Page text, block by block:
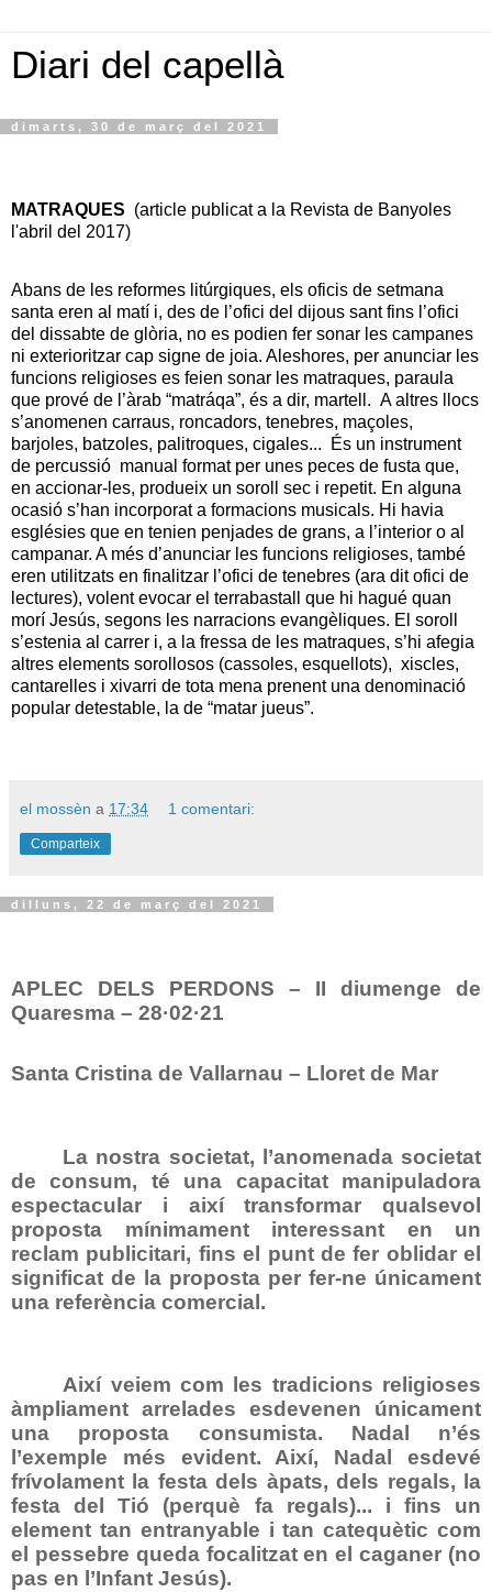
Diari del capellà
dimarts, 30 de març del 2021
MATRAQUES (article publicat a la Revista de Banyoles
l'abril del 2017)
Abans de les reformes litúrgiques, els oficis de setmana
santa eren al matí i, des de l’ofici del dijous sant fins l’ofici
del dissabte de glòria, no es podien fer sonar les campanes
ni exterioritzar cap signe de joia. Aleshores, per anunciar les
funcions religioses es feien sonar les matraques, paraula
que prové de l’àrab “matráqa”, és a dir, martell. A altres llocs
s’anomenen carraus, roncadors, tenebres, maçoles,
barjoles, batzoles, palitroques, cigales...
És un instrument
de percussió manual format per unes peces de fusta que,
en accionar-les, produeix un soroll sec i repetit. En alguna
ocasió s’han incorporat a formacions musicals. Hi havia
esglésies que en tenien penjades de grans, a l’interior o al
campanar. A més d’anunciar les funcions religioses, també
eren utilitzats en finalitzar l’ofici de tenebres (ara dit ofici de
lectures), volent evocar el terrabastall que hi hagué quan
morí Jesús, segons les narracions evangèliques. El soroll
s’estenia al carrer i, a la fressa de les matraques, s’hi afegia
altres elements sorollosos (cassoles, esquellots), xiscles,
cantarelles i xivarri de tota mena prenent una denominació
popular detestable, la de “matar jueus”.
el mossèn a 17:34 1 comentari:
Comparteix
dilluns, 22 de març del 2021
APLEC DELS PERDONS – II diumenge de
Quaresma – 28·02·21
Santa Cristina de Vallarnau – Lloret de Mar
La nostra societat, l’anomenada societat
de consum, té una capacitat manipuladora
espectacular i així transformar qualsevol
proposta mínimament interessant en un
reclam publicitari, fins el punt de fer oblidar el
significat de la proposta per fer-ne únicament
una referència comercial.
Així veiem com les tradicions religioses
àmpliament arrelades esdevenen únicament
una proposta consumista. Nadal n’és
l’exemple més evident. Així, Nadal esdevé
frívolament la festa dels àpats, dels regals, la
festa del Tió (perquè fa regals)... i fins un
element tan entranyable i tan catequètic com
el pessebre queda focalitzat en el caganer (no
pas en l’Infant Jesús).